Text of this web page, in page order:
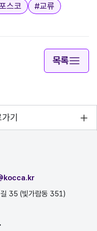
스코 #교류
목록
기
35 (빛가람동 351)